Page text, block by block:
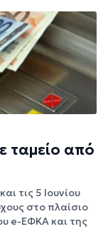
ταμείο από
τις 5 Ιουνίου
στο πλαίσιο
e-ΕΦΚΑ και της